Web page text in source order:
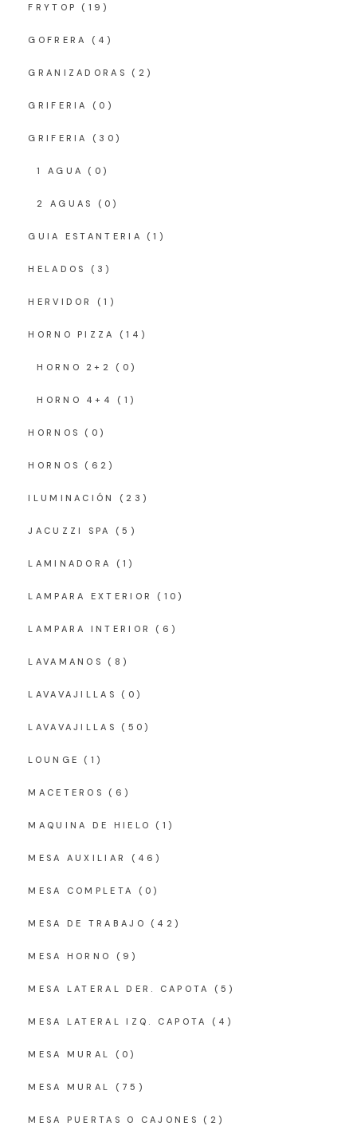
FRYTOP (19)
GOFRERA (4)
GRANIZADORAS (2)
GRIFERIA (0)
GRIFERIA (30)
1 AGUA (0)
2 AGUAS (0)
GUIA ESTANTERIA (1)
HELADOS (3)
HERVIDOR (1)
HORNO PIZZA (14)
HORNO 2+2 (0)
HORNO 4+4 (1)
HORNOS (0)
HORNOS (62)
ILUMINACIÓN (23)
JACUZZI SPA (5)
LAMINADORA (1)
LAMPARA EXTERIOR (10)
LAMPARA INTERIOR (6)
LAVAMANOS (8)
LAVAVAJILLAS (0)
LAVAVAJILLAS (50)
LOUNGE (1)
MACETEROS (6)
MAQUINA DE HIELO (1)
MESA AUXILIAR (46)
MESA COMPLETA (0)
MESA DE TRABAJO (42)
MESA HORNO (9)
MESA LATERAL DER. CAPOTA (5)
MESA LATERAL IZQ. CAPOTA (4)
MESA MURAL (0)
MESA MURAL (75)
MESA PUERTAS O CAJONES (2)